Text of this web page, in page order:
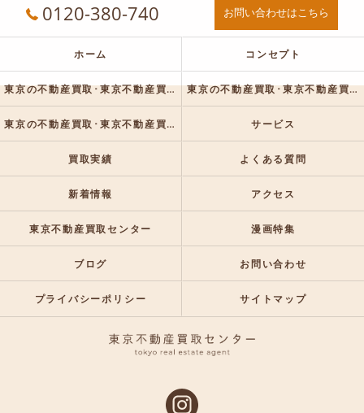
0120-380-740 お問い合わせはこちら
ホーム コンセプト
東京の不動産買取･東京不動産買取センターの口コミ情報 東京の不動産買取･東京不動産買取センターの評判
東京の不動産買取･東京不動産買取センターのお客様の声 サービス
買取実績 よくある質問
新着情報 アクセス
東京不動産買取センター 漫画特集
ブログ お問い合わせ
プライバシーポリシー サイトマップ